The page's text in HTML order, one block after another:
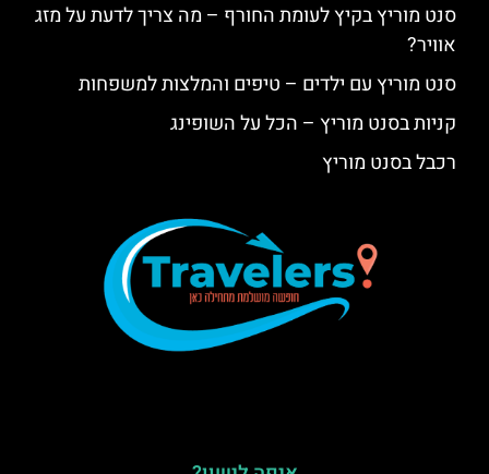
סנט מוריץ בקיץ לעומת החורף – מה צריך לדעת על מזג
אוויר?
סנט מוריץ עם ילדים – טיפים והמלצות למשפחות
קניות בסנט מוריץ – הכל על השופינג
רכבל בסנט מוריץ